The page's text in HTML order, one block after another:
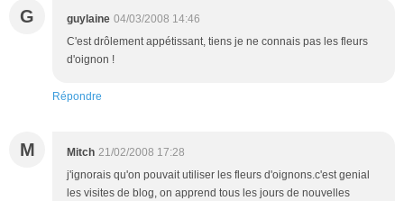
G guylaine 04/03/2008 14:46
C'est drôlement appétissant, tiens je ne connais pas les fleurs
d'oignon !
Répondre
M Mitch 21/02/2008 17:28
j'ignorais qu'on pouvait utiliser les fleurs d'oignons.c'est genial
les visites de blog, on apprend tous les jours de nouvelles